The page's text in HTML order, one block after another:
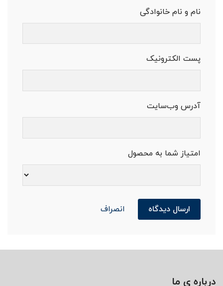
نام و نام خانوادگی
پست الکترونیک
آدرس وب‌سایت
امتیاز شما به محصول
ارسال دیدگاه انصراف
درباره ی ما